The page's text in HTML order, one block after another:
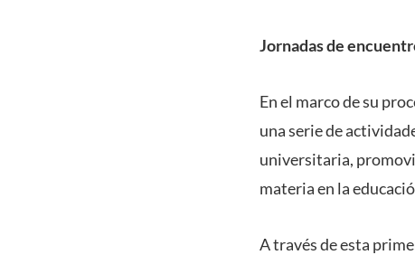
Jornadas de
En el marco de su
una serie de
universitaria,
materia en la
A través de esta